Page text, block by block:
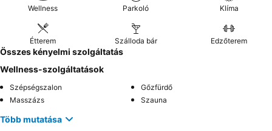
Wellness Parkoló Klíma
Étterem Szálloda bár Edzőterem
Összes kényelmi szolgáltatás
Wellness-szolgáltatások
Szépségszalon
Gőzfürdő
Masszázs
Szauna
Több mutatása